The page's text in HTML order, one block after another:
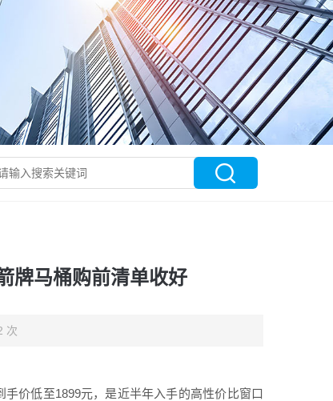
牌马桶购前清单收好
次
价低至1899元，是近半年入手的高性价比窗口